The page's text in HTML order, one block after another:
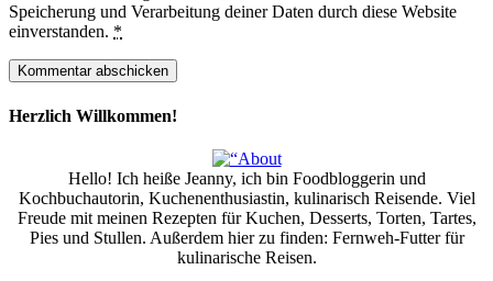
Speicherung und Verarbeitung deiner Daten durch diese Website
einverstanden. *
Herzlich Willkommen!
Hello! Ich heiße Jeanny, ich bin Foodbloggerin und
Kochbuchautorin, Kuchenenthusiastin, kulinarisch Reisende. Viel
Freude mit meinen Rezepten für Kuchen, Desserts, Torten, Tartes,
Pies und Stullen. Außerdem hier zu finden: Fernweh-Futter für
kulinarische Reisen.